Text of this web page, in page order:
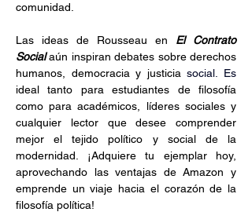
comunidad.
Las ideas de Rousseau en El Contrato
Social aún inspiran debates sobre derechos
humanos, democracia y justicia social.
Es
ideal tanto para estudiantes de filosofía
como para académicos, líderes sociales y
cualquier lector que desee comprender
mejor el tejido político y social de la
modernidad. ¡Adquiere tu ejemplar hoy,
aprovechando las ventajas de Amazon y
emprende un viaje hacia el corazón de la
filosofía política!